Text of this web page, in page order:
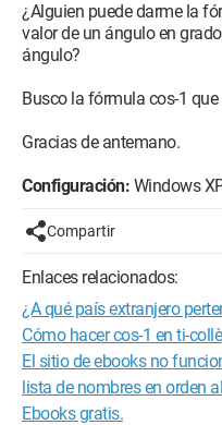
¿Alguien puede darme la
valor de un ángulo en
ángulo?
Busco la fórmula cos-1
Gracias de antemano.
Configuración: Windows
Compartir
Enlaces relacionados:
¿A qué país extranjero
Cómo hacer cos-1 en ti-
El sitio de ebooks no
lista de nombres en orden
Ebooks gratis.